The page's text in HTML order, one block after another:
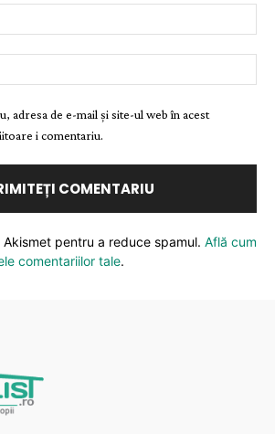
adresa de e-mail și site-ul web în acest
i comentariu.
pentru a reduce spamul. Află cum
comentariilor tale.